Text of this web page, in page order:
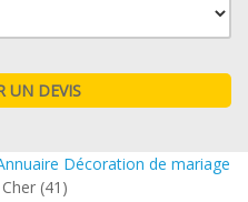
Décoration de mariage
(41)